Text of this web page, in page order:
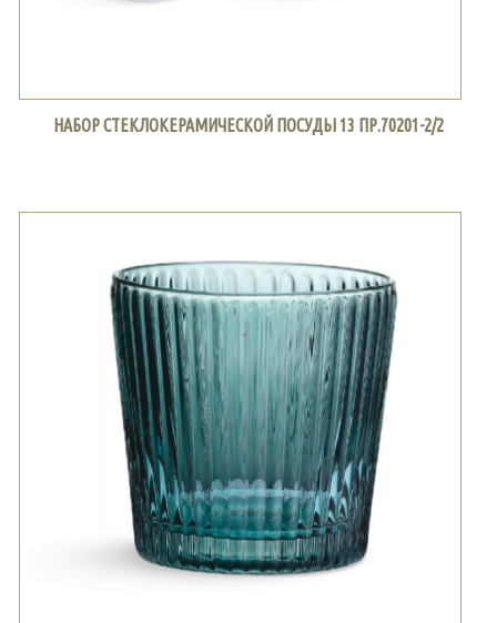
НАБОР СТЕКЛОКЕРАМИЧЕСКОЙ ПОСУДЫ 13 ПР.70201-2/2